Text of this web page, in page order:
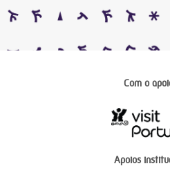
Com o
Apoios